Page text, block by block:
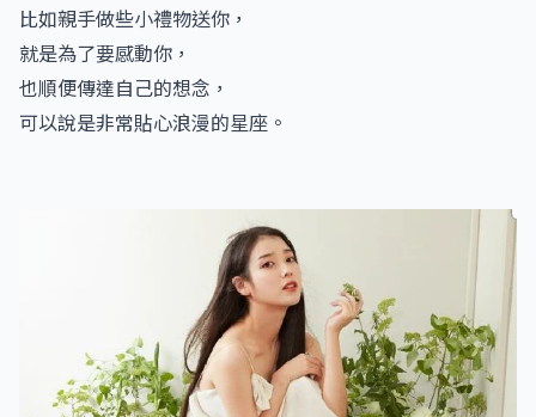
比如親手做些小禮物送你，
就是為了要感動你，
也順便傳達自己的想念，
可以說是非常貼心浪漫的星座。